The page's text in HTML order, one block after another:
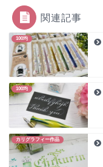
関連記事
100均
100均
カリグラフィー作品